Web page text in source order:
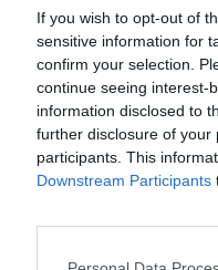
If you wish to opt-out of
sensitive information for
confirm your selection.
continue seeing interest-
information disclosed to
further disclosure of your
participants. This
Downstream Participants